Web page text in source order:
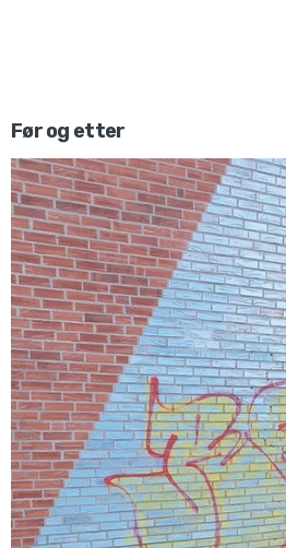
Før og etter